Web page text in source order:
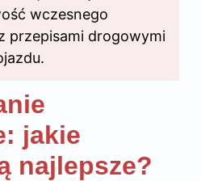
wczesnego
przepisami drogowymi
jakie
najlepsze?